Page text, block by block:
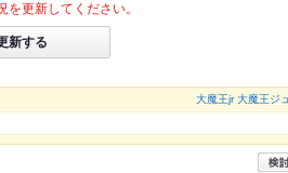
更新してください。
新する
大魔王jr 大魔王ジ